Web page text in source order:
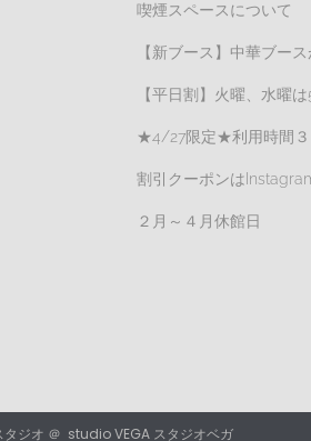
喫煙スペースについて
【新ブース】中華ブー
【平日割】火曜、水曜
★4/27限定★利用時間３
割引クーポンは
２月～４月休館日
タジオ ＠ studio VEGA スタジオベガ